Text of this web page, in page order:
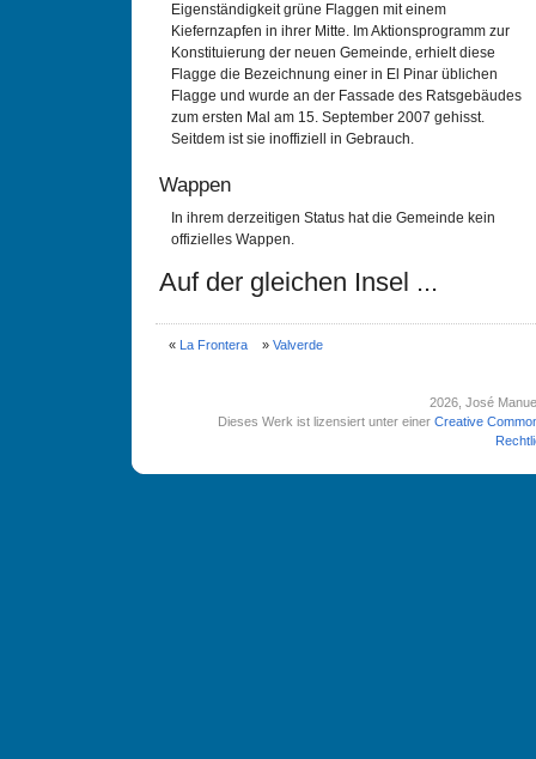
Eigenständigkeit grüne Flaggen mit einem
Kiefernzapfen in ihrer Mitte. Im Aktionsprogramm zur
Konstituierung der neuen Gemeinde, erhielt diese
Flagge die Bezeichnung einer in El Pinar üblichen
Flagge und wurde an der Fassade des Ratsgebäudes
zum ersten Mal am 15. September 2007 gehisst.
Seitdem ist sie inoffiziell in Gebrauch.
Wappen
In ihrem derzeitigen Status hat die Gemeinde kein
offizielles Wappen.
Auf der gleichen Insel ...
« La Frontera» Valverde
2026 , José
Dieses Werk ist lizensiert unter einer Creative